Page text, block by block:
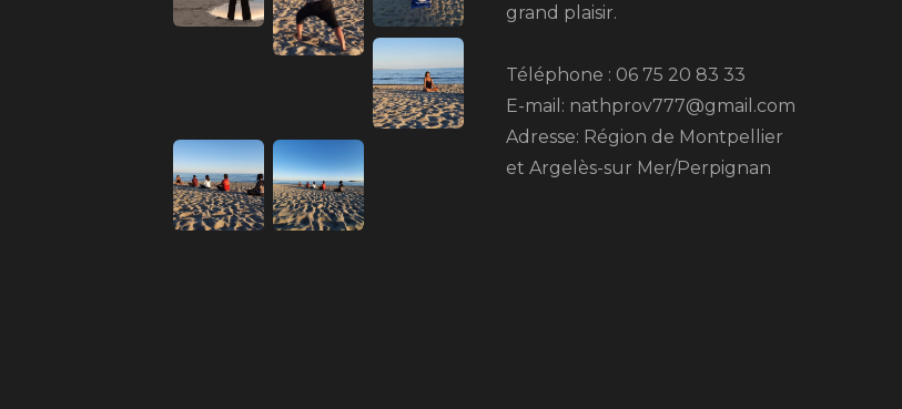
grand plaisir.
Téléphone : 06 75 20 83 33
E-mail: nathprov777@gmail.com
Adresse: Région de Montpellier
et Argelès-sur Mer/Perpignan